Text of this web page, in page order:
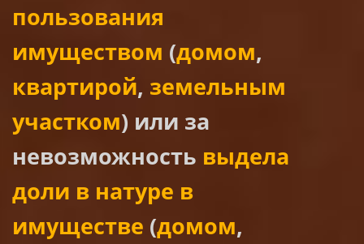
пользования
имуществом (домом,
квартирой, земельным
участком) или за
невозможность выдела
доли в натуре в
имуществе (домом,